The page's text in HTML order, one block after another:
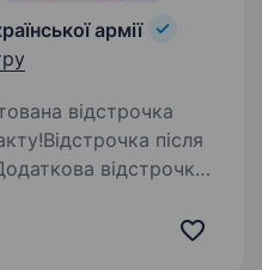
армії
після
відстрочка
до загальної